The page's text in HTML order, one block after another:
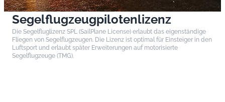
Segelflugzeugpilotenlizenz
Die Segelfluglizenz SPL (SailPlane License) erlaubt das eigenständige
Fliegen von Segelflugzeugen. Die Lizenz ist optimal für Einsteiger in den
Luftsport und erlaubt später Erweiterungen auf motorisierte
Segelflugzeuge (TMG).